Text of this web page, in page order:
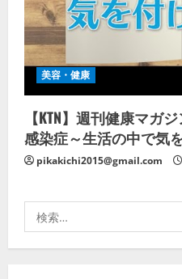
美容・健康
【KTN】週刊健康マ
感染症～生活の中で気
pikakichi2015@gmail.com
索: